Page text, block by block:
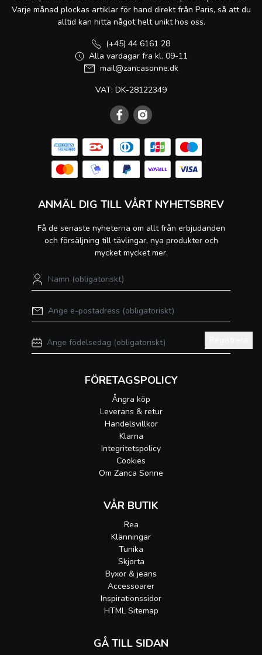
Varje månad plockas artiklar för hand direkt från Paris, så att du
alltid kan hitta något helt unikt hos oss.
(+45) 44 6161 28
Alla vardagar fra kl. 09-11
mail@zancasonne.dk
VAT: DK-28122349
ANMÄL DIG TILL VÅRT NYHETSBREV
Få de senaste nyheterna om allt från erbjudanden
och försäljning till tävlingar, nya produkter och
mycket mycket mer.
FÖRETAGSPOLICY
Ångra köp
Leverans & retur
Handelsvillkor
Klarna
Integritetspolicy
Cookies
Om Zanca Sonne
VÅR BUTIK
Rea
Klänningar
Tunika
Skjorta
Byxor & jeans
Accessoarer
Inspirationssidor
HTML Sitemap
GÅ TILL SIDAN